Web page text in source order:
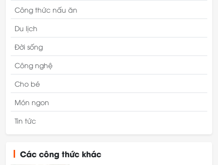
Công thức nấu ăn
Du lịch
Đời sống
Công nghệ
Cho bé
Món ngon
Tin tức
Các công thức khác